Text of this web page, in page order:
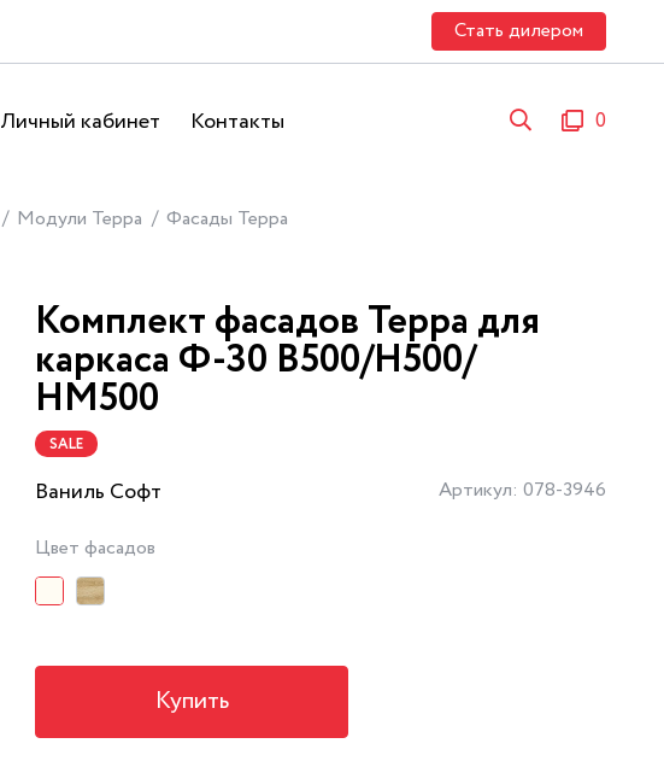
Стать дилером
Личный кабинет Контакты 0
Модули Терра Фасады Терра
Комплект фасадов Терра для
каркаса Ф-30 В500/Н500/
НМ500
SALE
Ваниль Софт Артикул: 078-3946
Цвет фасадов
Купить